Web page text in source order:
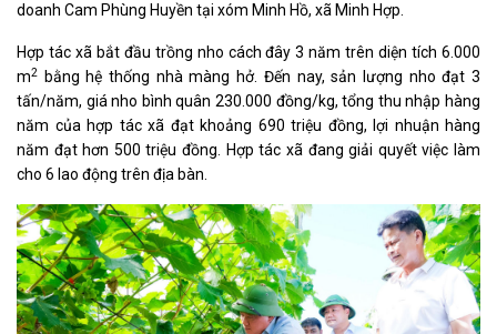
doanh Cam Phùng Huyền tại xóm Minh Hồ, xã Minh Hợp.
Hợp tác xã bắt đầu trồng nho cách đây 3 năm trên diện tích 6.000
m2
bằng hệ thống nhà màng hở. Đến nay, sản lượng nho đạt 3
tấn/năm, giá nho bình quân 230.000 đồng/kg, tổng thu nhập hàng
năm của hợp tác xã đạt khoảng 690 triệu đồng, lợi nhuận hàng
năm đạt hơn 500 triệu đồng. Hợp tác xã đang giải quyết việc làm
cho 6 lao động trên địa bàn.